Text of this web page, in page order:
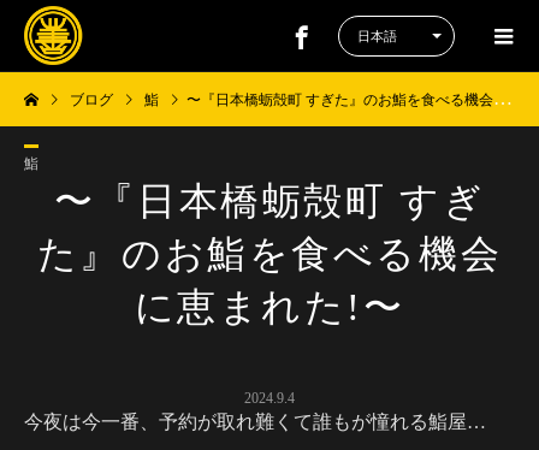
ブログ 鮨 〜『日本橋蛎殻町 すぎた』のお鮨を食べる機会に恵まれた!〜
鮨
〜『日本橋蛎殻町 すぎ
た』のお鮨を食べる機会
に恵まれた!〜
2024.9.4
今夜は今一番、予約が取れ難くて誰もが憧れる鮨屋…